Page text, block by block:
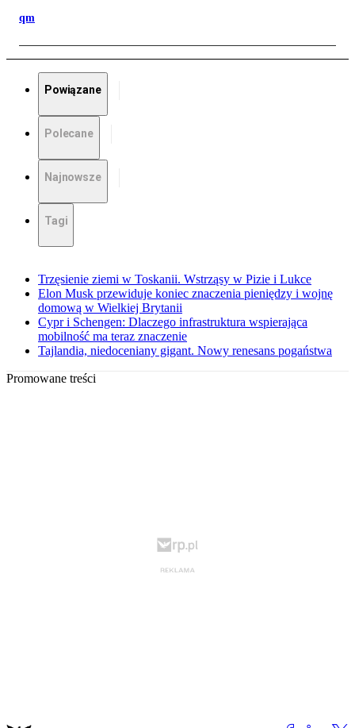
qm
Powiązane
Polecane
Najnowsze
Tagi
Trzęsienie ziemi w Toskanii. Wstrząsy w Pizie i Lukce
Elon Musk przewiduje koniec znaczenia pieniędzy i wojnę
domową w Wielkiej Brytanii
Cypr i Schengen: Dlaczego infrastruktura wspierająca
mobilność ma teraz znaczenie
Tajlandia, niedoceniany gigant. Nowy renesans pogaństwa
Promowane treści